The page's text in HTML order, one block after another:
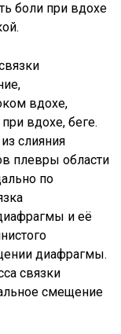
боли при вдохе
вдохе,
вдохе, беге.
слияния
плевры области
по
и её
диафрагмы.
связки
смещение